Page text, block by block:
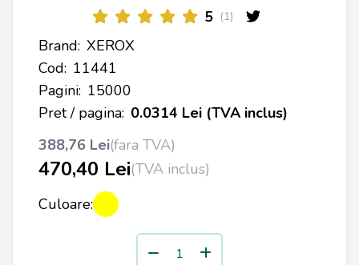
5 (1)
Brand: XEROX
Cod: 11441
Pagini: 15000
Pret / pagina: 0.0314 Lei (TVA inclus)
388,76 Lei(fara TVA)
470,40 Lei(TVA inclus)
Culoare: